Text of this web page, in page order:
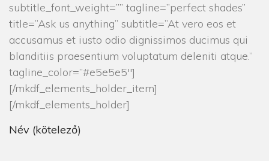
subtitle_font_weight=”” tagline=”perfect shades”
title=”Ask us anything” subtitle=”At vero eos et
accusamus et iusto odio dignissimos ducimus qui
blanditiis praesentium voluptatum deleniti atque.”
tagline_color=”#e5e5e5″]
[/mkdf_elements_holder_item]
[/mkdf_elements_holder]
Név (kötelező)